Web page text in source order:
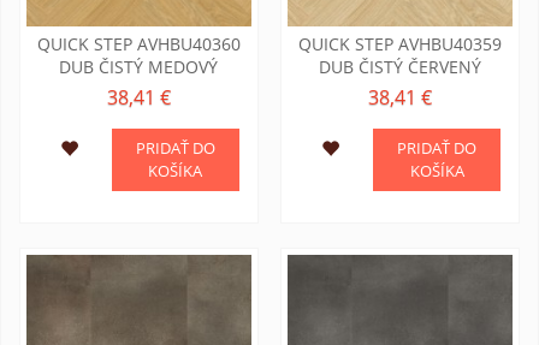
QUICK STEP AVHBU40360
DUB ČISTÝ MEDOVÝ
38,41 €
PRIDAŤ DO
KOŠÍKA
QUICK STEP AVHBU40359
DUB ČISTÝ ČERVENÝ
38,41 €
PRIDAŤ DO
KOŠÍKA